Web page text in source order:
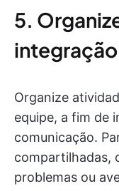
5.
Organize
equipe, a fim de
comunicação.
compartilhadas,
problemas ou